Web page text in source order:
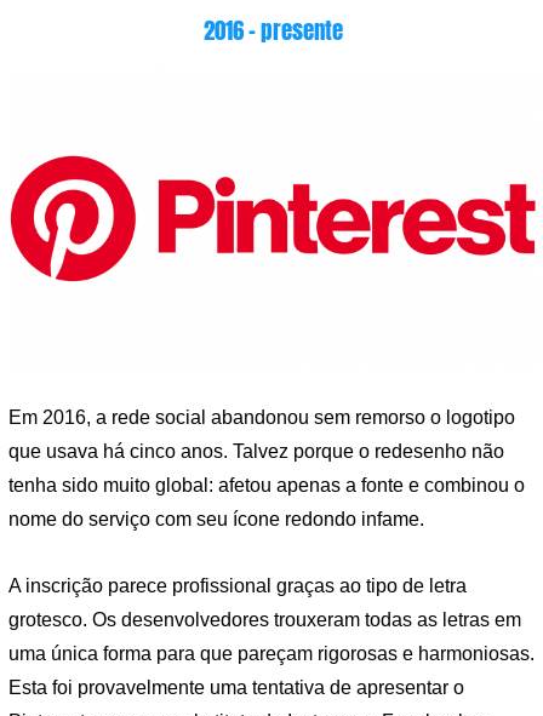
2016 – presente
Em 2016, a rede social abandonou sem remorso o logotipo
que usava há cinco anos. Talvez porque o redesenho não
tenha sido muito global: afetou apenas a fonte e combinou o
nome do serviço com seu ícone redondo infame.
A inscrição parece profissional graças ao tipo de letra
grotesco. Os desenvolvedores trouxeram todas as letras em
uma única forma para que pareçam rigorosas e harmoniosas.
Esta foi provavelmente uma tentativa de apresentar o